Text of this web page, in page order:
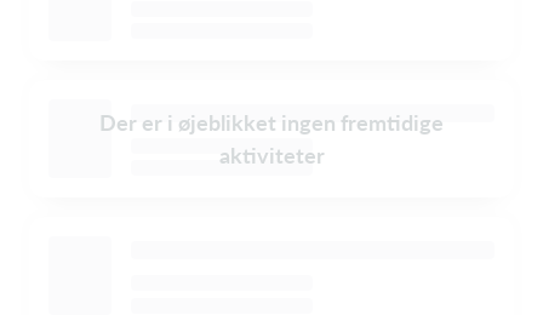
Der er i øjeblikket ingen fremtidige
aktiviteter